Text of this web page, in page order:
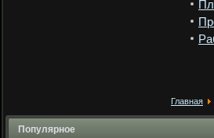
Главная
Популярное